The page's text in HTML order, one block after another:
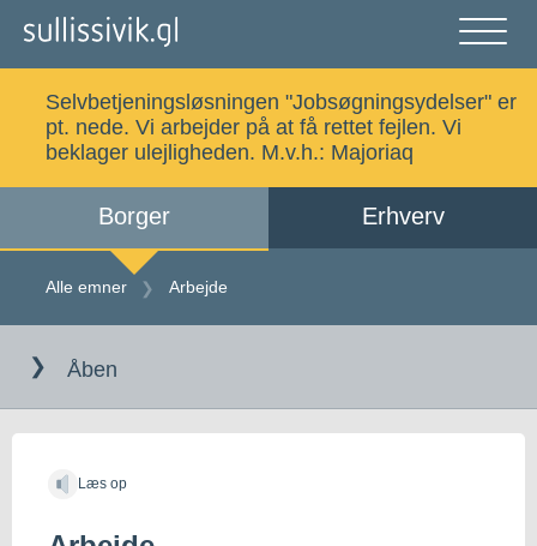
luk
Alle emner Selvbetjening
Kalaallisut
Selvbetjeningsløsningen "Jobsøgningsydelser" er
pt. nede. Vi arbejder på at få rettet fejlen. Vi
beklager ulejligheden. M.v.h.: Majoriaq
Borger Erhverv
Alle emner Arbejde
indholdet
Åben
Læs op